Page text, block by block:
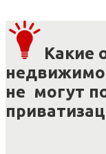
Какие
не могут